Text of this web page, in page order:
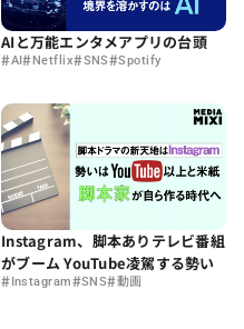
AIと万能エンタメアプリの台頭
#AI# Netflix#SNS#Spotify
Instagram、脚本ありテレビ番組
がブーム YouTube凌駕する勢い
#Instagram#SNS#動画